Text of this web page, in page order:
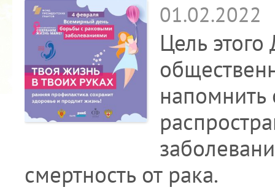
01.02.2022
Цель
напомнить
смертность от рака.